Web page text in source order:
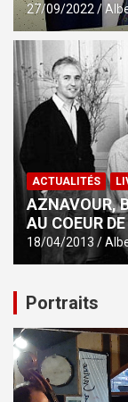
27/09/2022
ACTUALITÉS
AZNAVOUR,
AU COEUR
18/04/2013
Portraits